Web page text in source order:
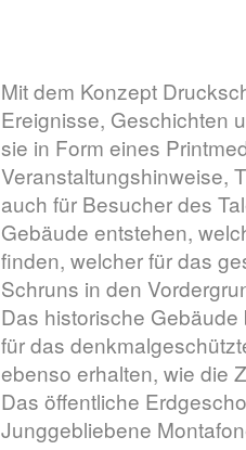
Mit dem Konzept
Ereignisse, Geschichten
sie in Form eines
Veranstaltungshinweise,
auch für Besucher des
Gebäude entstehen,
finden, welcher für das
Schruns in den
Das historische
für das
ebenso erhalten, wie die
Das öffentliche
Junggebliebene